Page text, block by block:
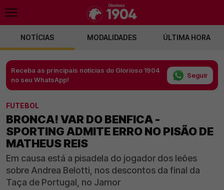
NOTÍCIAS MODALIDADES ÚLTIMA HORA
Receba as principais notícias do Glorioso 1904
no seu WhatsApp!
Seguir
FUTEBOL
BRONCA! VAR DO BENFICA -
SPORTING ADMITE ERRO NO PISÃO DE
MATHEUS REIS
Em causa está a pisadela do jogador dos leões
sobre Andrea Belotti, nos descontos da final da
Taça de Portugal, no Jamor